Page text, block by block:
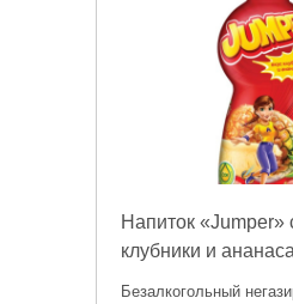
Напиток «Jumper»
клубники и
Безалкогольный